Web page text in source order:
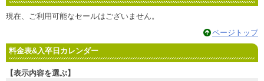
現在、ご利用可能なセールはございません。
ページトップ
料金表&入卒日カレンダー
表示内容を選ぶ